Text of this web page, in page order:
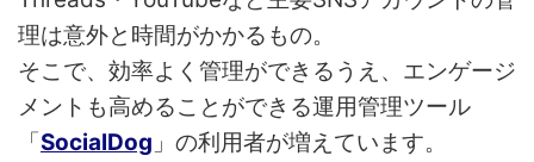
理は意外と時間がかかるもの。
そこで、効率よく管理ができるうえ、エンゲージ
メントも高めることができる運用管理ツール
「SocialDog 」の利用者が増えています。